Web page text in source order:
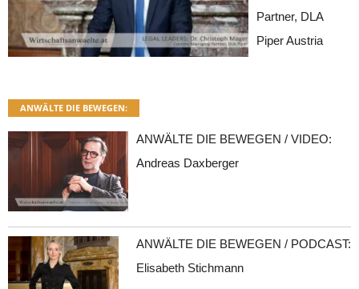
Partner, DLA
Piper Austria
ANWÄLTE DIE BEWEGEN:
ANWÄLTE DIE BEWEGEN / VIDEO:
Andreas Daxberger
ANWÄLTE DIE BEWEGEN / PODCAST:
Elisabeth Stichmann